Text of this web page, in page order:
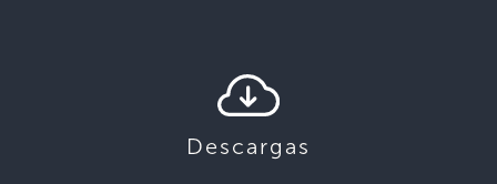
Descargas